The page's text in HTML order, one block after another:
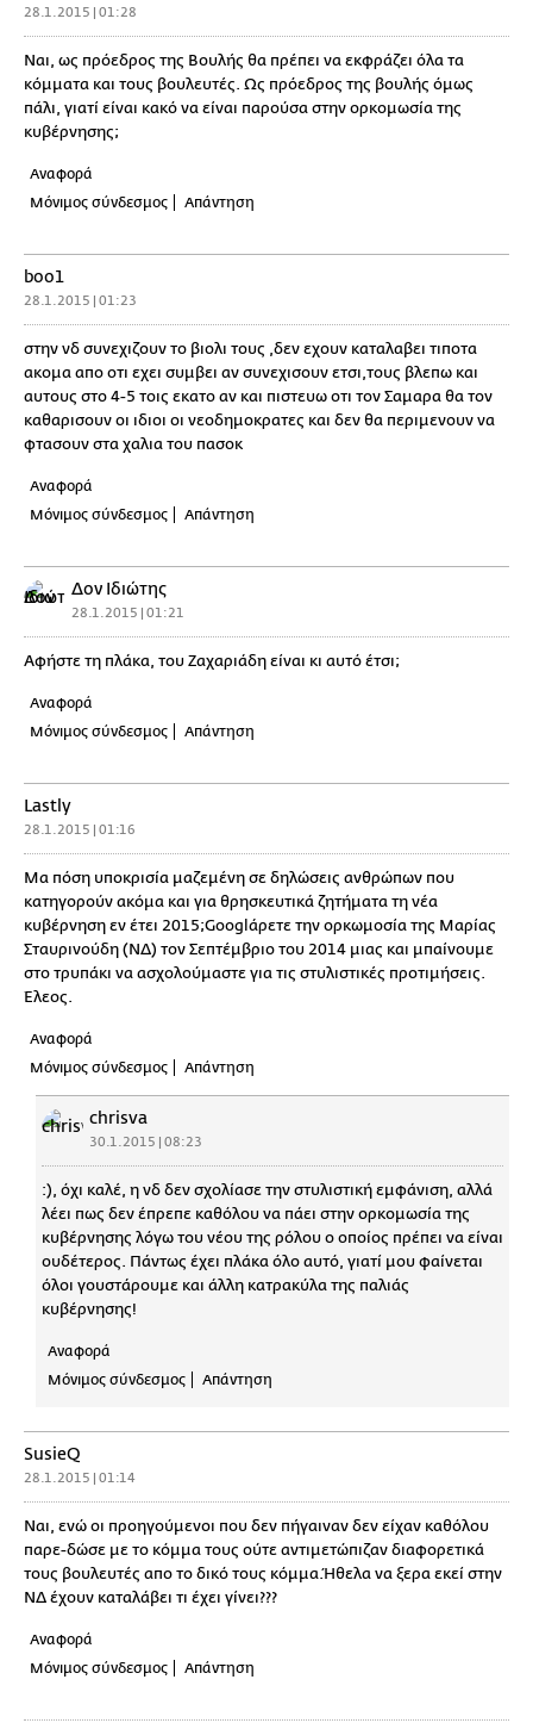
28.1.2015 | 01:28
Ναι, ως πρόεδρος της Βουλής θα πρέπει να εκφράζει όλα τα
κόμματα και τους βουλευτές. Ως πρόεδρος της βουλής όμως
πάλι, γιατί είναι κακό να είναι παρούσα στην ορκομωσία της
κυβέρνησης;
Αναφορά
Μόνιμος σύνδεσμος
Απάντηση
boo1
28.1.2015 | 01:23
στην νδ συνεχιζουν το βιολι τους ,δεν εχουν καταλαβει τιποτα
ακομα απο οτι εχει συμβει αν συνεχισουν ετσι,τους βλεπω και
αυτους στο 4-5 τοις εκατο αν και πιστευω οτι τον Σαμαρα θα τον
καθαρισουν οι ιδιοι οι νεοδημοκρατες και δεν θα περιμενουν να
φτασουν στα χαλια του πασοκ
Αναφορά
Μόνιμος σύνδεσμος
Απάντηση
Δον Ιδιώτης
28.1.2015 | 01:21
Αφήστε τη πλάκα, του Ζαχαριάδη είναι κι αυτό έτσι;
Αναφορά
Μόνιμος σύνδεσμος
Απάντηση
Lastly
28.1.2015 | 01:16
Μα πόση υποκρισία μαζεμένη σε δηλώσεις ανθρώπων που
κατηγορούν ακόμα και για θρησκευτικά ζητήματα τη νέα
κυβέρνηση εν έτει 2015;Googlάρετε την ορκωμοσία της Μαρίας
Σταυρινούδη (ΝΔ) τον Σεπτέμβριο του 2014 μιας και μπαίνουμε
στο τρυπάκι να ασχολούμαστε για τις στυλιστικές προτιμήσεις.
Έλεος.
Αναφορά
Μόνιμος σύνδεσμος
Απάντηση
chrisva
30.1.2015 | 08:23
:), όχι καλέ, η νδ δεν σχολίασε την στυλιστική εμφάνιση, αλλά
λέει πως δεν έπρεπε καθόλου να πάει στην ορκομωσία της
κυβέρνησης λόγω του νέου της ρόλου ο οποίος πρέπει να είναι
ουδέτερος. Πάντως έχει πλάκα όλο αυτό, γιατί μου φαίνεται
όλοι γουστάρουμε και άλλη κατρακύλα της παλιάς
κυβέρνησης!
Αναφορά
Μόνιμος σύνδεσμος
Απάντηση
SusieQ
28.1.2015 | 01:14
Ναι, ενώ οι προηγούμενοι που δεν πήγαιναν δεν είχαν καθόλου
παρε-δώσε με το κόμμα τους ούτε αντιμετώπιζαν διαφορετικά
τους βουλευτές απο το δικό τους κόμμα.Ήθελα να ξερα εκεί στην
ΝΔ έχουν καταλάβει τι έχει γίνει???
Αναφορά
Μόνιμος σύνδεσμος
Απάντηση